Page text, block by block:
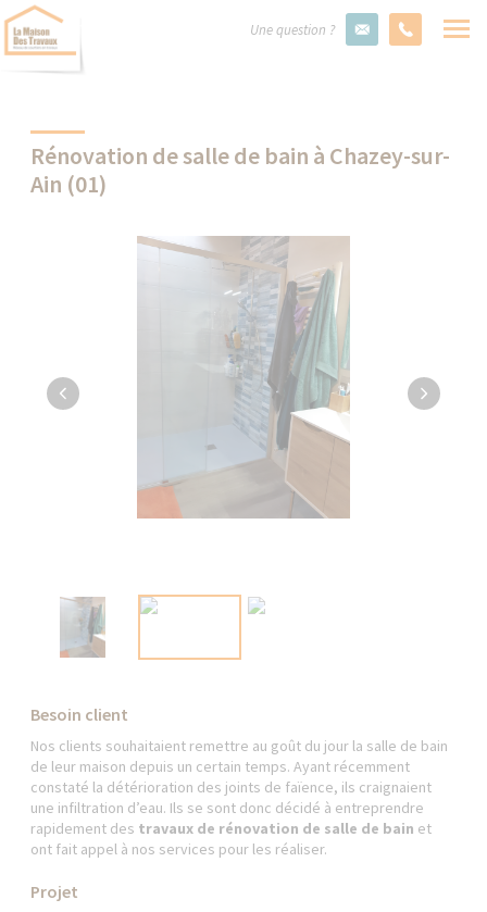
Une question ?
Rénovation de salle de bain à Chazey-sur-
Ain (01)
Besoin client
Nos clients souhaitaient remettre au goût du jour la salle de bain
de leur maison depuis un certain temps. Ayant récemment
constaté la détérioration des joints de faïence, ils craignaient
une infiltration d’eau. Ils se sont donc décidé à entreprendre
rapidement des travaux de rénovation de salle de bain et
ont fait appel à nos services pour les réaliser.
Projet